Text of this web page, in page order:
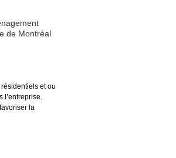
de Montréal
et ou
l’entreprise.
favoriser la